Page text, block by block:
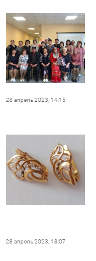
28 апрель 2023, 14:15
28 апрель 2023, 13:07